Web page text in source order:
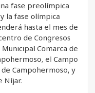
fase preolímpica
la fase olímpica
hasta el mes de
de Congresos
Comarca de
el Campo
Campohermoso, y
Níjar.